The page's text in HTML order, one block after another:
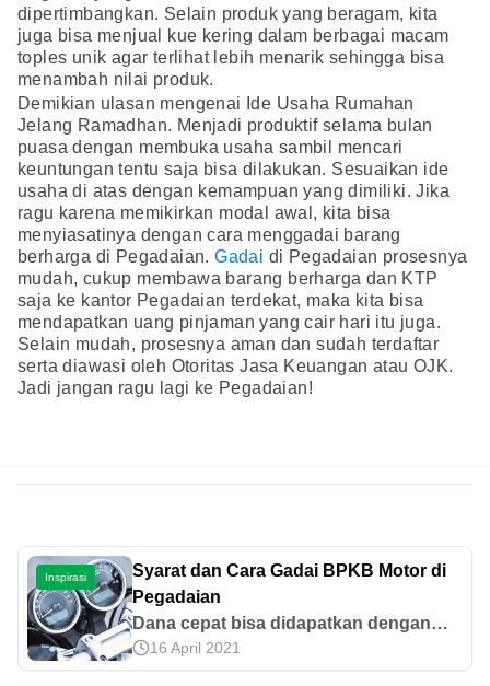
dipertimbangkan. Selain produk yang beragam, kita
juga bisa menjual kue kering dalam berbagai macam
toples unik agar terlihat lebih menarik sehingga bisa
menambah nilai produk.
Demikian ulasan mengenai Ide Usaha Rumahan
Jelang Ramadhan. Menjadi produktif selama bulan
puasa dengan membuka usaha sambil mencari
keuntungan tentu saja bisa dilakukan. Sesuaikan ide
usaha di atas dengan kemampuan yang dimiliki. Jika
ragu karena memikirkan modal awal, kita bisa
menyiasatinya dengan cara menggadai barang
berharga di Pegadaian.Gadai di Pegadaian prosesnya
mudah, cukup membawa barang berharga dan KTP
saja ke kantor Pegadaian terdekat, maka kita bisa
mendapatkan uang pinjaman yang cair hari itu juga.
Selain mudah, prosesnya aman dan sudah terdaftar
serta diawasi oleh Otoritas Jasa Keuangan atau OJK.
Jadi jangan ragu lagi ke Pegadaian!
Inspirasi
Syarat dan Cara Gadai BPKB Motor di
Pegadaian
Dana cepat bisa didapatkan dengan
menggadaikan BPKB motor. Yuk,
ketahui cara gadai BPKB motor di
16 April 2021